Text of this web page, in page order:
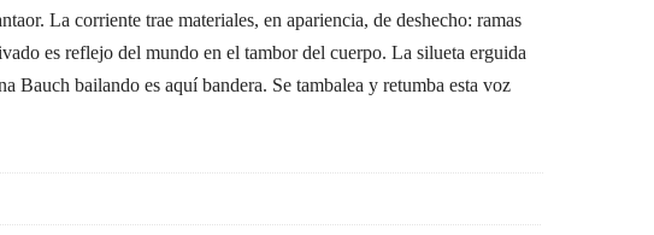
La corriente trae materiales, en apariencia, de deshecho: ramas
es reflejo del mundo en el tambor del cuerpo. La silueta erguida
Bauch bailando es aquí bandera. Se tambalea y retumba esta voz